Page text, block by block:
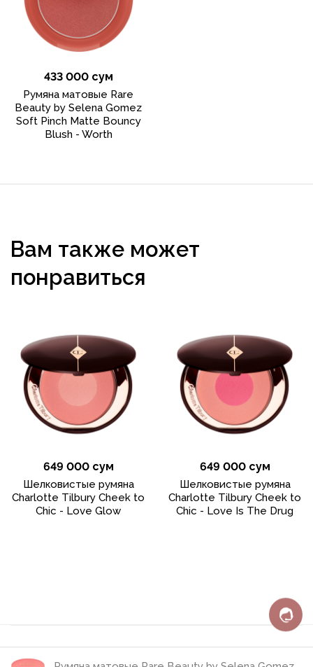
433 000 сум
Румяна матовые Rare
Beauty by Selena Gomez
Soft Pinch Matte Bouncy
Blush - Worth
Вам также может
понравиться
649 000 сум
Шелковистые румяна
Charlotte Tilbury Cheek to
Chic - Love Glow
649 000 сум
Шелковистые румяна
Charlotte Tilbury Cheek to
Chic - Love Is The Drug